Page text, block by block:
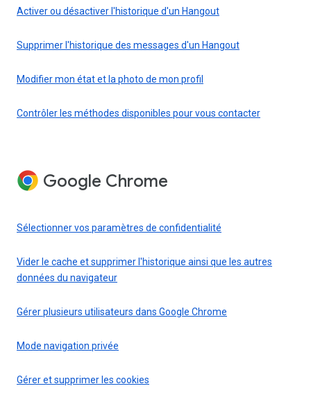
Activer ou désactiver l'historique d'un Hangout
Supprimer l'historique des messages d'un Hangout
Modifier mon état et la photo de mon profil
Contrôler les méthodes disponibles pour vous contacter
Google Chrome
Sélectionner vos paramètres de confidentialité
Vider le cache et supprimer l'historique ainsi que les autres
données du navigateur
Gérer plusieurs utilisateurs dans Google Chrome
Mode navigation privée
Gérer et supprimer les cookies